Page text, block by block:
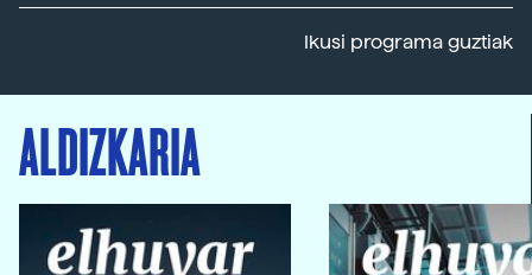
Ikusi programa guztiak
ALDIZKARIA